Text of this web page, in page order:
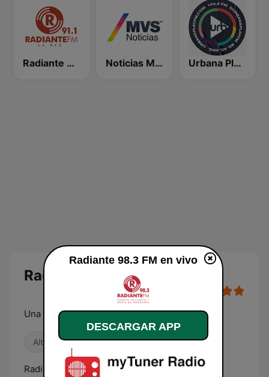
Radiante 91.1 FM Noticias MVS Urbana Play 104.3 FM
Radiante 98.3 FM en vivo
Una Radio Inteligente para un público Radiante
Alternativa / Indie Años 80 Años 2000
Radiante FM, de CPS Media, es un concepto
Radiante 98.3 FM en vivo
DESCARGAR APP